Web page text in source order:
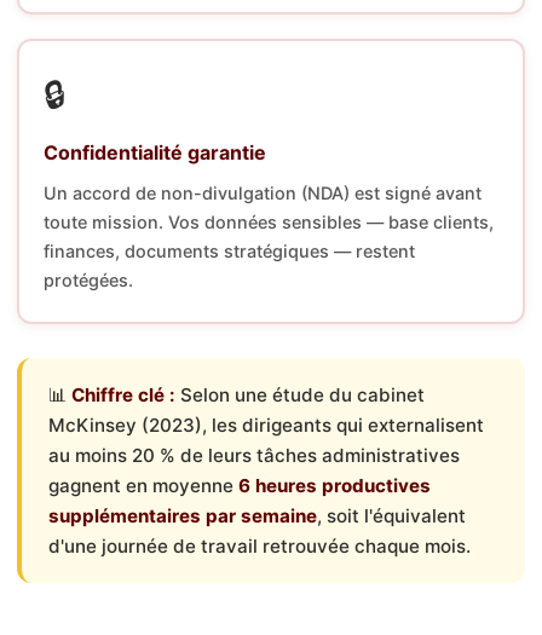
🔒
Confidentialité garantie
Un accord de non-divulgation (NDA) est signé avant
toute mission. Vos données sensibles — base clients,
finances, documents stratégiques — restent
protégées.
📊 Chiffre clé : Selon une étude du cabinet
McKinsey (2023), les dirigeants qui externalisent
au moins 20 % de leurs tâches administratives
gagnent en moyenne 6 heures productives
supplémentaires par semaine, soit l'équivalent
d'une journée de travail retrouvée chaque mois.